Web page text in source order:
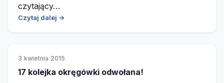
czytający…
Czytaj dalej →
3 kwietnia 2015
17 kolejka okręgówki odwołana!